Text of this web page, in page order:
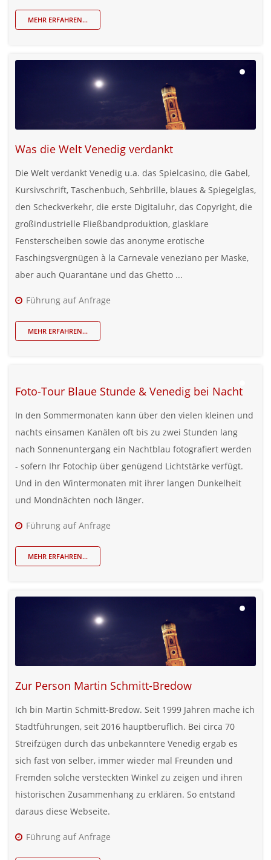
MEHR ERFAHREN...
Was die Welt Venedig verdankt
Die Welt verdankt Venedig u.a. das Spielcasino, die Gabel,
Kursivschrift, Taschenbuch, Sehbrille, blaues & Spiegelglas,
den Scheckverkehr, die erste Digitaluhr, das Copyright, die
großindustrielle Fließbandproduktion, glasklare
Fensterscheiben sowie das anonyme erotische
Faschingsvergnügen à la Carnevale veneziano per Maske,
aber auch Quarantäne und das Ghetto ...
Führung auf Anfrage
MEHR ERFAHREN...
Foto-Tour Blaue Stunde & Venedig bei Nacht
In den Sommermonaten kann über den vielen kleinen und
nachts einsamen Kanälen oft bis zu zwei Stunden lang
nach Sonnenuntergang ein Nachtblau fotografiert werden
- sofern Ihr Fotochip über genügend Lichtstärke verfügt.
Und in den Wintermonaten mit ihrer langen Dunkelheit
und Mondnächten noch länger.
Führung auf Anfrage
MEHR ERFAHREN...
Zur Person Martin Schmitt-Bredow
Ich bin Martin Schmitt-Bredow. Seit 1999 Jahren mache ich
Stadtführungen, seit 2016 hauptberuflich. Bei circa 70
Streifzügen durch das unbekanntere Venedig ergab es
sich fast von selber, immer wieder mal Freunden und
Fremden solche versteckten Winkel zu zeigen und ihren
historischen Zusammenhang zu erklären. So entstand
daraus diese Webseite.
Führung auf Anfrage